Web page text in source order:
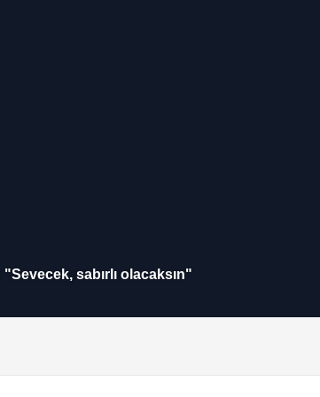
"Sevecek, sabırlı olacaksın"